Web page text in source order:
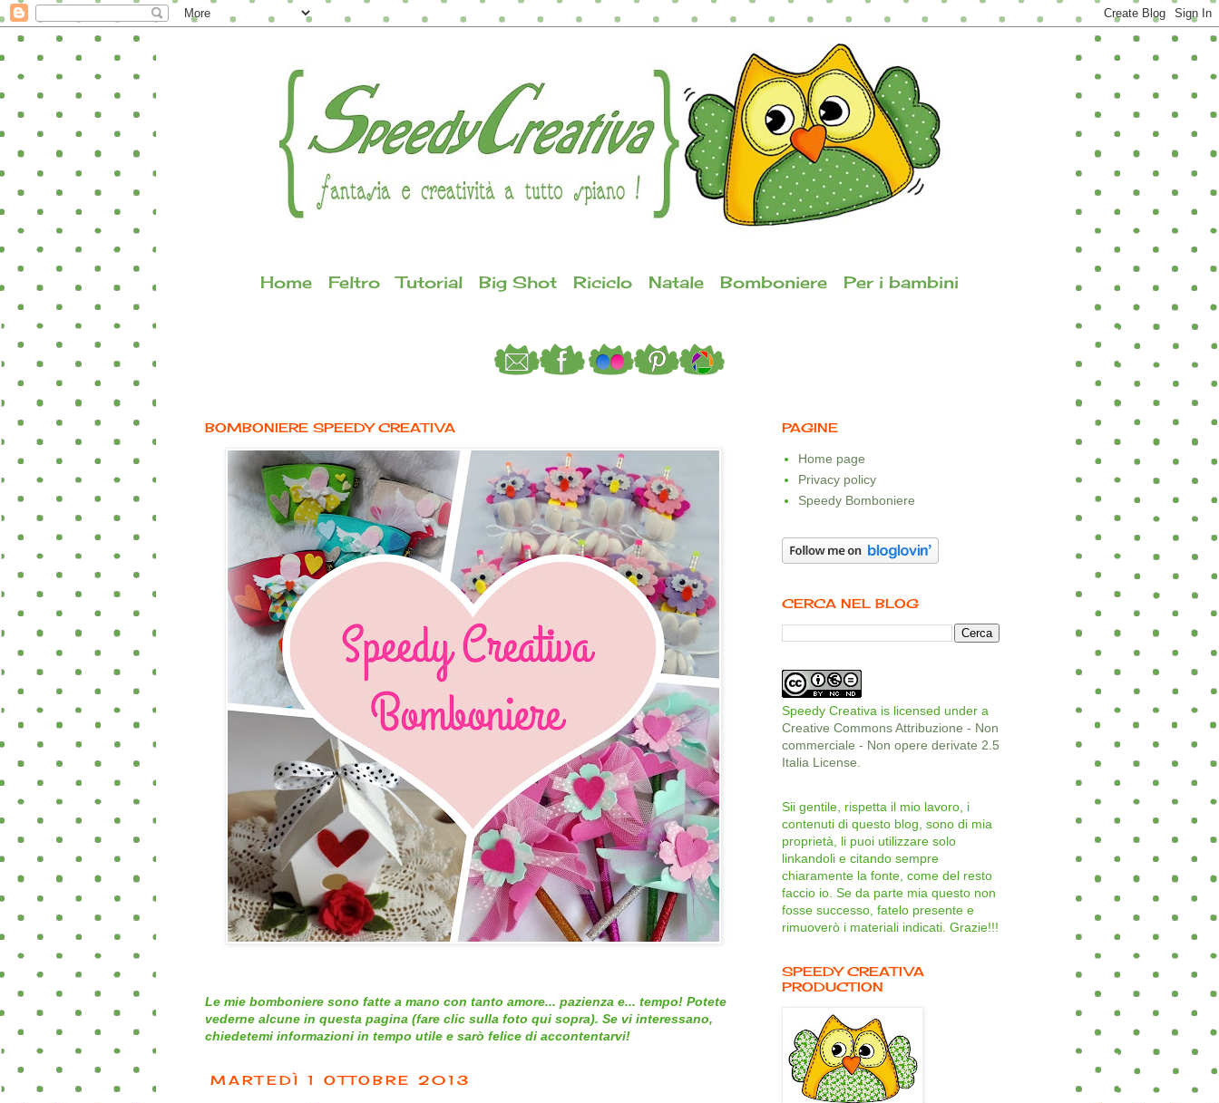
Home Feltro Tutorial Big Shot Riciclo Natale Bomboniere Per i bambini
BOMBONIERE SPEEDY CREATIVA
Le mie bomboniere sono fatte a mano con tanto amore... pazienza e... tempo! Potete
vederne alcune in questa pagina (fare clic sulla foto qui sopra). Se vi interessano,
chiedetemi informazioni in tempo utile e sarò felice di accontentarvi!
MARTEDÌ 1 OTTOBRE 2013
PAGINE
Home page
Privacy policy
Speedy Bomboniere
CERCA NEL BLOG
Speedy Creativa is licensed under a
Creative Commons Attribuzione - Non
commerciale - Non opere derivate 2.5
Italia License
Sii gentile, rispetta il mio lavoro, i
contenuti di questo blog, sono di mia
proprietà, li puoi utilizzare solo
linkandoli e citando sempre
chiaramente la fonte, come del resto
faccio io. Se da parte mia questo non
fosse successo, fatelo presente e
rimuoverò i materiali indicati. Grazie!!!
SPEEDY CREATIVA
PRODUCTION